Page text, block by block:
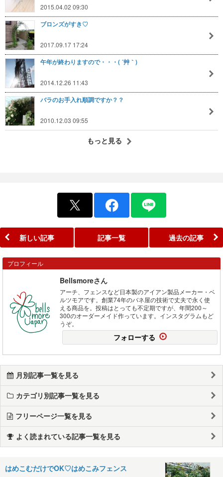
2015.04.02 09:30
ブロンズがすき♡
2017.09.17 17:24
午年が終わりますので・・・( ´艸｀)
2014.12.26 11:43
バラのお手入れ順調ですか？？
2010.12.03 09:55
もっと見る
新しい記事 記事一覧 過去の記事
プロフィール
Bellsmoreさん
アーチ、フェンスなど日本製のアイアン製品メーカー・ベ
ルツモアです。創業74年のバネ屋の技術で丈夫で永く使
える商品を。投稿はとっても不定期ですが、年間200～
300のオーダーメイド作っています。インスタグラムもど
うぞ。
フォローする
月別記事一覧を見る
カテゴリ別記事一覧を見る
フリーページ一覧を見る
よく読まれている記事一覧を見る
はめこむだけでOK♡はめこみフェンス